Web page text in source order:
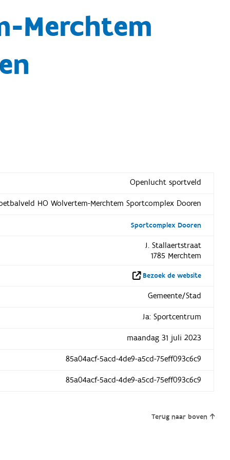
Merchtem
Openlucht sportveld
HO Wolvertem-Merchtem Sportcomplex Dooren
Sportcomplex Dooren
J. Stallaertstraat
1785 Merchtem
Bezoek de website
Gemeente/Stad
Ja: Sportcentrum
maandag 31 juli 2023
85a04acf-5acd-4de9-a5cd-75eff093c6c9
85a04acf-5acd-4de9-a5cd-75eff093c6c9
Terug naar boven